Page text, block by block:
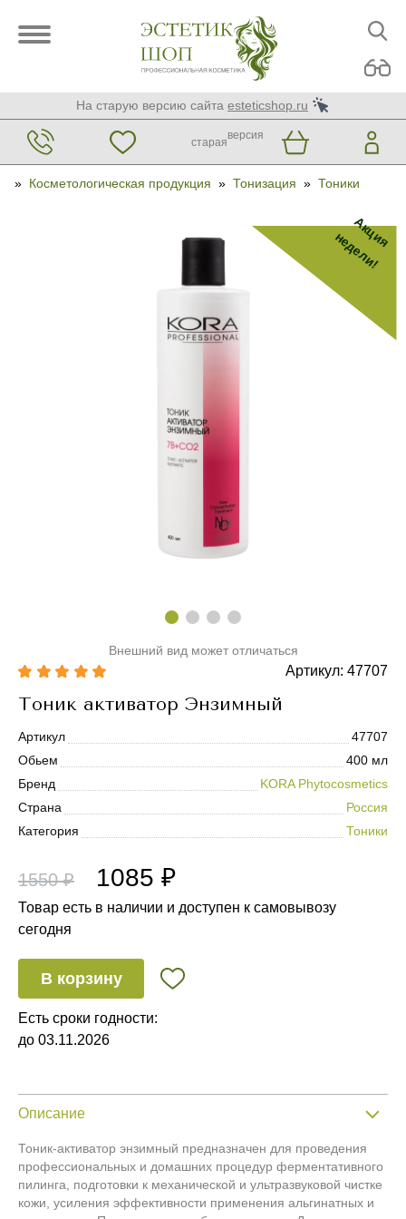
На старую версию сайта esteticshop.ru
старая
версия
» Косметологическая продукция » Тонизация » Тоники
Акция
недели!
Внешний вид может отличаться
Артикул: 47707
Тоник активатор Энзимный
Артикул
47707
Обьем
400 мл
Бренд
KORA Phytocosmetics
Страна
Россия
Категория
Тоники
1550 ₽ 1085 ₽
Товар есть в наличии и доступен к самовывозу
сегодня
В корзину
Есть сроки годности:
до 03.11.2026
Описание
Тоник-активатор энзимный предназначен для проведения
профессиональных и домашних процедур ферментативного
пилинга, подготовки к механической и ультразвуковой чистке
кожи, усиления эффективности применения альгинатных и